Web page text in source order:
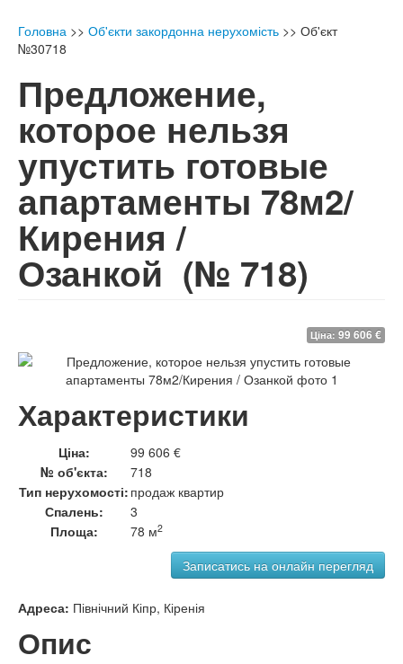
Головна >> Об'єкти закордонна нерухомість >> Об'єкт
№30718
Предложение,
которое нельзя
упустить готовые
апартаменты 78м2/
Кирения /
Озанкой (№ 718)
Ціна: 99 606 €
Характеристики
Ціна:
99 606 €
№ об'єкта:
718
Тип нерухомості: продаж квартир
Спалень:
3
Площа:
78 м2
Адреса: Північний Кіпр, Кіренія
Опис